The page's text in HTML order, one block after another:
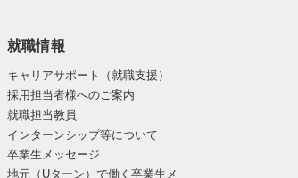
就職情報
キャリアサポート（就職支援）
採用担当者様へのご案内
就職担当教員
インターンシップ等について
卒業生メッセージ
地元（Uターン）で働く卒業生メ